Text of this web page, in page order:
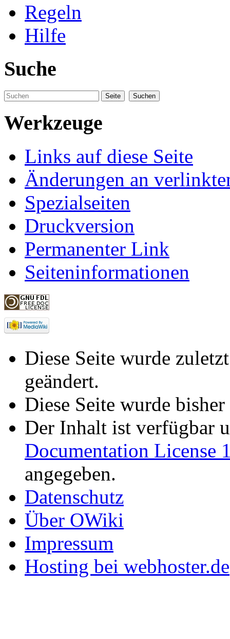
Regeln
Hilfe
Suche
Werkzeuge
Links auf diese Seite
Änderungen an
Spezialseiten
Druckversion
Permanenter Link
Seiteninformationen
Diese Seite wurde
geändert.
Diese Seite wurde
Der Inhalt ist verfügbar
Documentation License
angegeben.
Datenschutz
Über OWiki
Impressum
Hosting bei webhoster.de